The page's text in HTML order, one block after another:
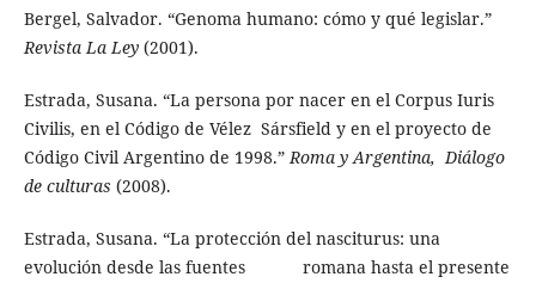
Bergel, Salvador. “Genoma humano: cómo y qué legislar.”
Revista La Ley(2001).
Estrada, Susana. “La persona por nacer en el Corpus Iuris
Civilis, en el Código de Vélez Sársfield y en el proyecto de
Código Civil Argentino de 1998.”Roma y Argentina, Diálogo
de culturas (2008).
Estrada, Susana. “La protección del nasciturus: una
evolución desde las fuentes romana hasta el presente